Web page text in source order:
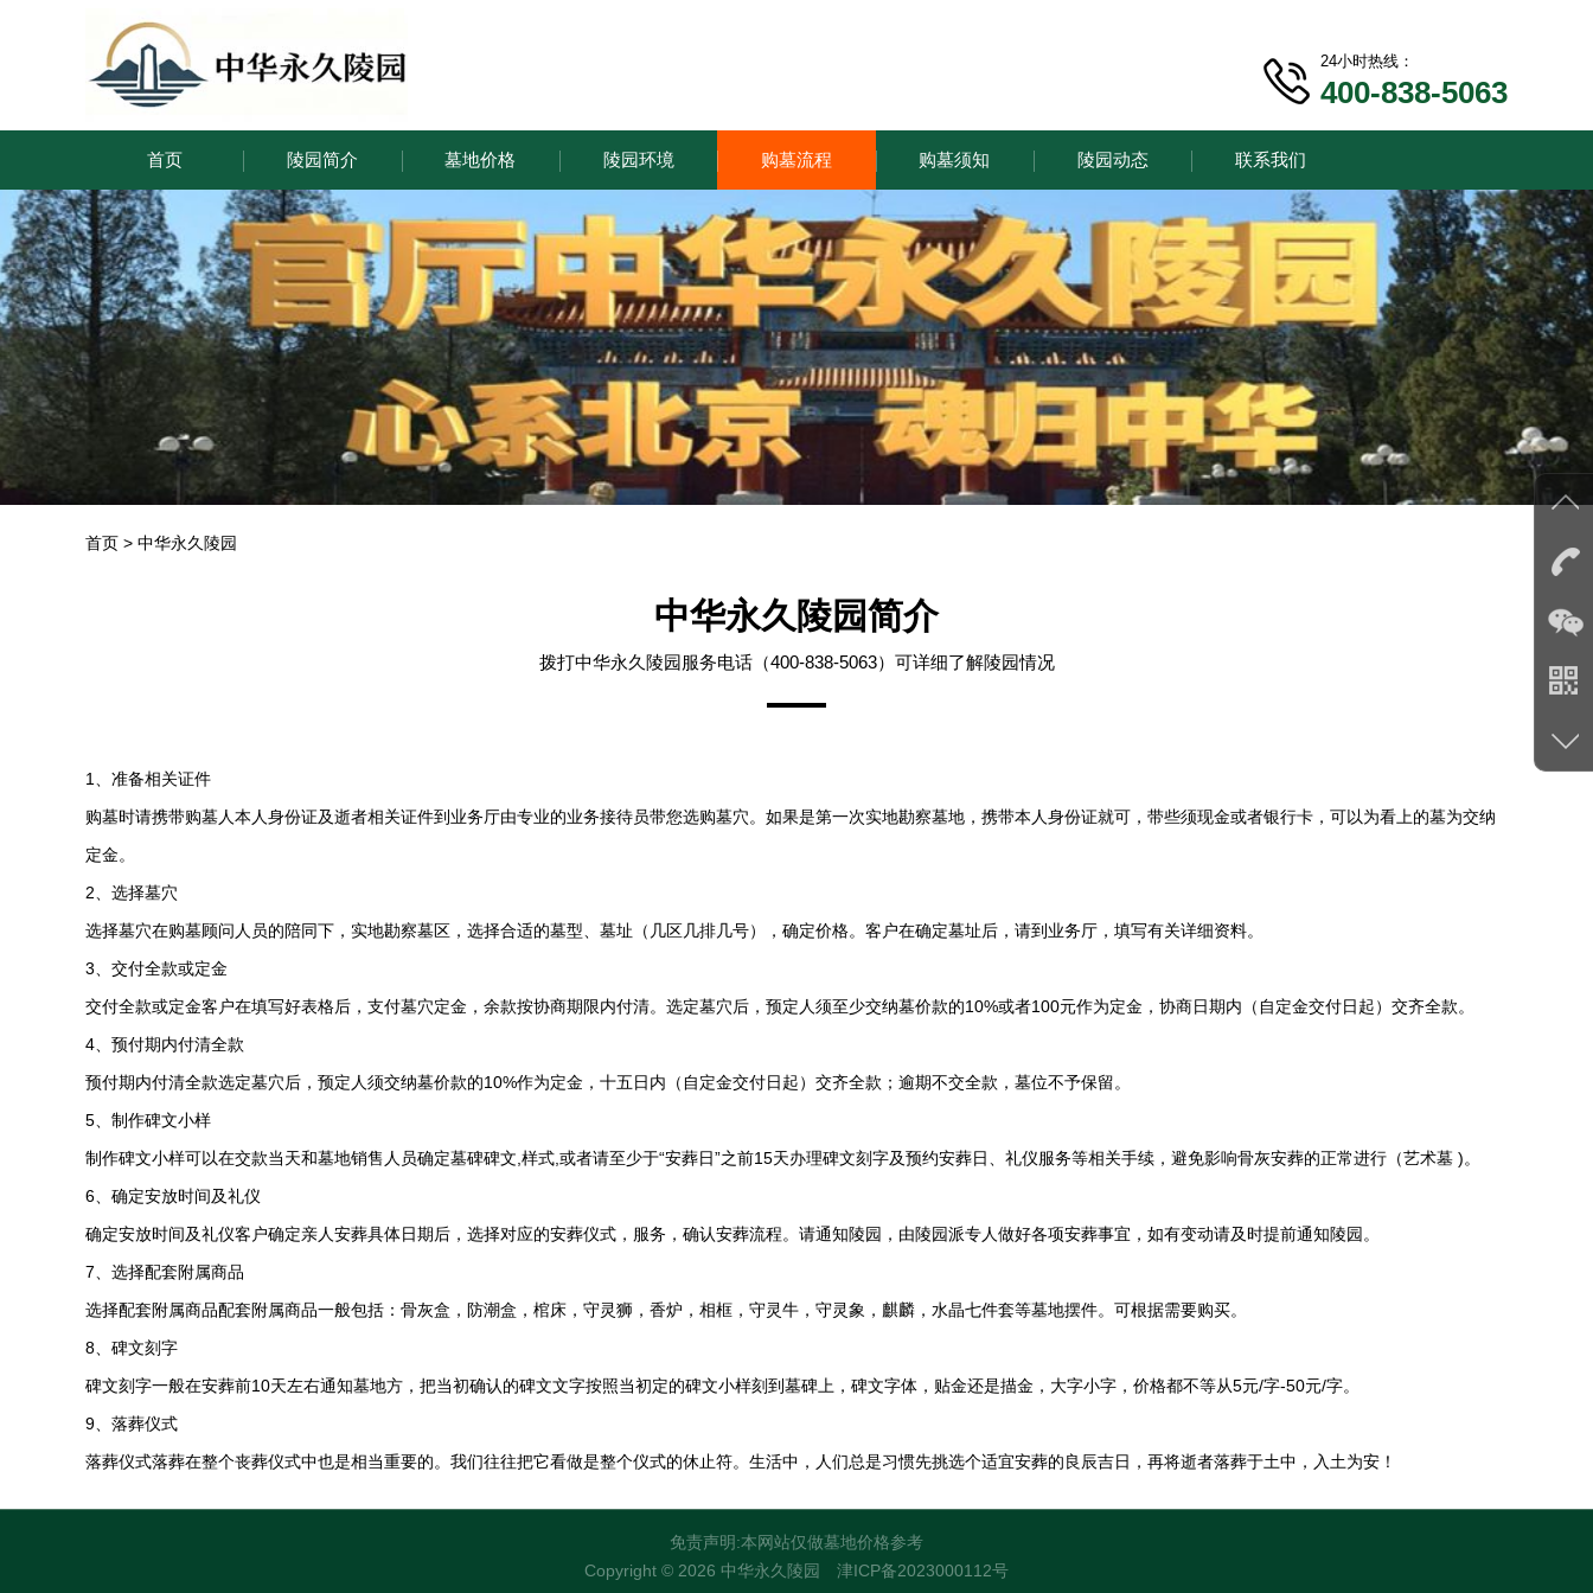
24小时热线：
400-838-5063
首页 陵园简介 墓地价格 陵园环境 购墓流程 购墓须知 陵园动态 联系我们
首页 > 中华永久陵园
中华永久陵园简介
拨打中华永久陵园服务电话（400-838-5063）可详细了解陵园情况
1、准备相关证件
购墓时请携带购墓人本人身份证及逝者相关证件到业务厅由专业的业务接待员带您选购墓穴。如果是第一次实地勘察墓地，携带本人身份证就可，带些须现金或者银行卡，可以为看上的墓为交纳
定金。
2、选择墓穴
选择墓穴在购墓顾问人员的陪同下，实地勘察墓区，选择合适的墓型、墓址（几区几排几号），确定价格。客户在确定墓址后，请到业务厅，填写有关详细资料。
3、交付全款或定金
交付全款或定金客户在填写好表格后，支付墓穴定金，余款按协商期限内付清。选定墓穴后，预定人须至少交纳墓价款的10%或者100元作为定金，协商日期内（自定金交付日起）交齐全款。
4、预付期内付清全款
预付期内付清全款选定墓穴后，预定人须交纳墓价款的10%作为定金，十五日内（自定金交付日起）交齐全款；逾期不交全款，墓位不予保留。
5、制作碑文小样
制作碑文小样可以在交款当天和墓地销售人员确定墓碑碑文,样式,或者请至少于“安葬日”之前15天办理碑文刻字及预约安葬日、礼仪服务等相关手续，避免影响骨灰安葬的正常进行（艺术墓 )。
6、确定安放时间及礼仪
确定安放时间及礼仪客户确定亲人安葬具体日期后，选择对应的安葬仪式，服务，确认安葬流程。请通知陵园，由陵园派专人做好各项安葬事宜，如有变动请及时提前通知陵园。
7、选择配套附属商品
选择配套附属商品配套附属商品一般包括：骨灰盒，防潮盒，棺床，守灵狮，香炉，相框，守灵牛，守灵象，麒麟，水晶七件套等墓地摆件。可根据需要购买。
8、碑文刻字
碑文刻字一般在安葬前10天左右通知墓地方，把当初确认的碑文文字按照当初定的碑文小样刻到墓碑上，碑文字体，贴金还是描金，大字小字，价格都不等从5元/字-50元/字。
9、落葬仪式
落葬仪式落葬在整个丧葬仪式中也是相当重要的。我们往往把它看做是整个仪式的休止符。生活中，人们总是习惯先挑选个适宜安葬的良辰吉日，再将逝者落葬于土中，入土为安！
免责声明:本网站仅做墓地价格参考
Copyright © 2026 中华永久陵园 津ICP备2023000112号